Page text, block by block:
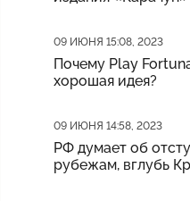
Дата публикации
09 ИЮНЯ 15:08, 2023
Почему Play
хорошая идея?
Дата публикации
09 ИЮНЯ 14:58, 2023
РФ думает об
рубежам, вглубь